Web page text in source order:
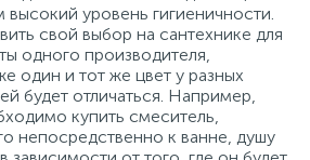
высокий уровень гигиеничности.
свой выбор на сантехнике для
одного производителя,
один и тот же цвет у разных
будет отличаться. Например,
купить смеситель,
непосредственно к ванне, душу